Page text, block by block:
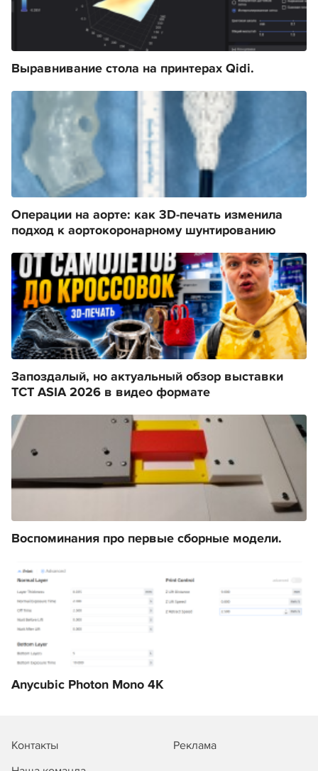
Выравнивание стола на принтерах Qidi.
Операции на аорте: как 3D-печать изменила
подход к аортокоронарному шунтированию
Запоздалый, но актуальный обзор выставки
TCT ASIA 2026 в видео формате
Воспоминания про первые сборные модели.
Anycubic Photon Mono 4K
Контакты
Реклама